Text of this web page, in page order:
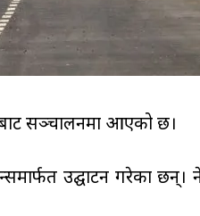
सञ्चालनमा आएको छ।
उद्घाटन गरेका